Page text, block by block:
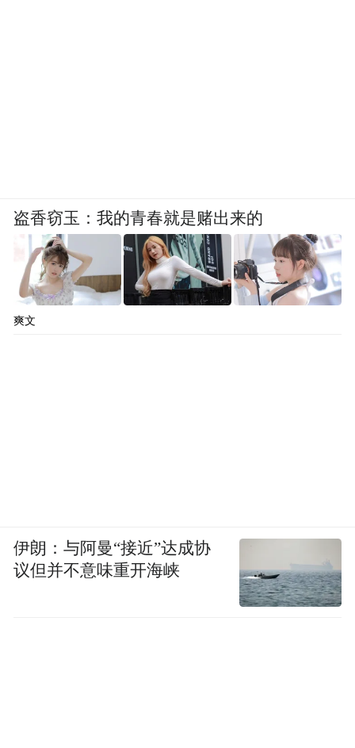
盗香窃玉：我的青春就是赌出来的
爽文
伊朗：与阿曼“接近”达成协
议但并不意味重开海峡